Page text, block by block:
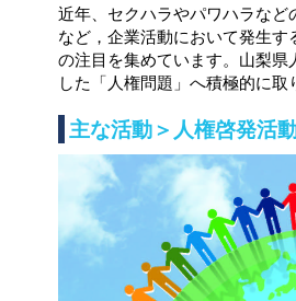
近年、セクハラやパワハラな
など，企業活動において発生
の注目を集めています。山梨県
した「人権問題」へ積極的に取
主な活動＞人権啓発活